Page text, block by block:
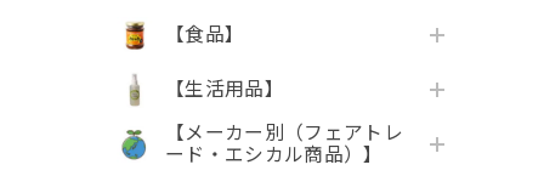
【食品】
【生活用品】
【メーカー別（フェアトレ
ード・エシカル商品）】